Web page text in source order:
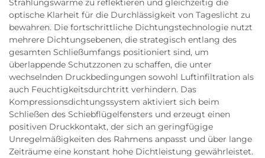
Strahlungswärme zu reflektieren und gleichzeitig die
optische Klarheit für die Durchlässigkeit von Tageslicht zu
bewahren. Die fortschrittliche Dichtungstechnologie nutzt
mehrere Dichtungsebenen, die strategisch entlang des
gesamten Schließumfangs positioniert sind, um
überlappende Schutzzonen zu schaffen, die unter
wechselnden Druckbedingungen sowohl Luftinfiltration als
auch Feuchtigkeitsdurchtritt verhindern. Das
Kompressionsdichtungssystem aktiviert sich beim
Schließen des Schiebflügelfensters und erzeugt einen
positiven Druckkontakt, der sich an geringfügige
Unregelmäßigkeiten des Rahmens anpasst und über lange
Zeiträume eine konstant hohe Dichtleistung gewährleistet.